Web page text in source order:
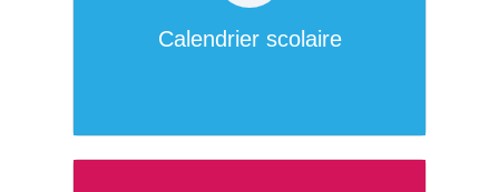
Calendrier scolaire